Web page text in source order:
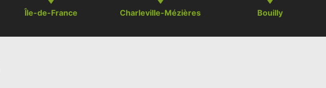
Île-de-France Charleville-Mézières Bouilly